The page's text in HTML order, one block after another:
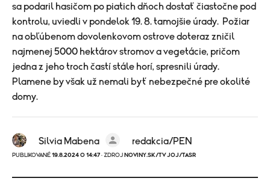
sa podaril hasičom po piatich dňoch dostať čiastočne pod
kontrolu, uviedli v pondelok 19. 8. tamojšie úrady. Požiar
na obľúbenom dovolenkovom ostrove doteraz zničil
najmenej 5000 hektárov stromov a vegetácie, pričom
jedna z jeho troch častí stále horí, spresnili úrady.
Plamene by však už nemali byť nebezpečné pre okolité
domy.
Silvia Mabena redakcia/PEN
PUBLIKOVANÉ 19.8.2024 O 14:47 · ZDROJ NOVINY.SK/TV JOJ/TASR